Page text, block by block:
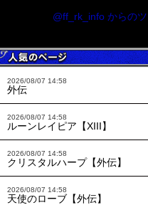
@ff_rk_info からのツ
2026/08/07 14:58
外伝
2026/08/07 14:58
ルーンレイピア【XIII】
2026/08/07 14:58
クリスタルハープ【外伝】
2026/08/07 14:58
天使のローブ【外伝】